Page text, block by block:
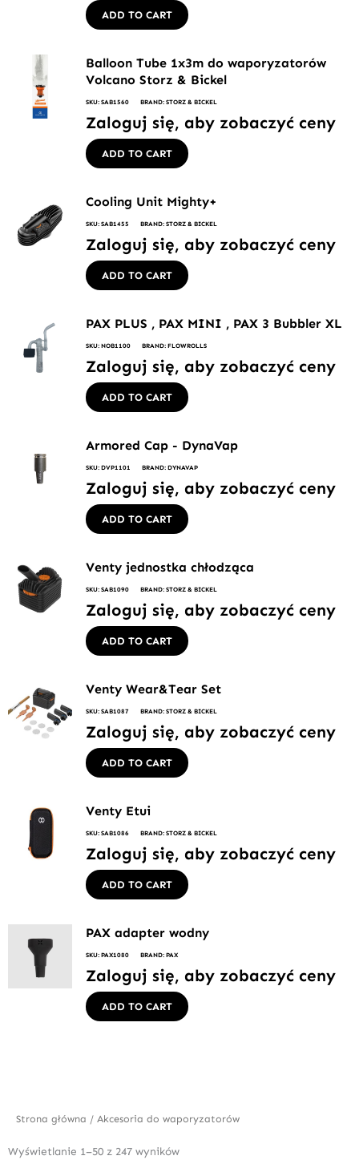
ADD TO CART
Balloon Tube 1x3m do waporyzatorów
Volcano Storz & Bickel
SKU: SAB1560 BRAND: STORZ & BICKEL
Zaloguj się, aby zobaczyć ceny
ADD TO CART
Cooling Unit Mighty+
SKU: SAB1455 BRAND: STORZ & BICKEL
Zaloguj się, aby zobaczyć ceny
ADD TO CART
PAX PLUS , PAX MINI , PAX 3 Bubbler XL
SKU: NOB1100 BRAND: FLOWROLLS
Zaloguj się, aby zobaczyć ceny
ADD TO CART
Armored Cap - DynaVap
SKU: DVP1101 BRAND: DYNAVAP
Zaloguj się, aby zobaczyć ceny
ADD TO CART
Venty jednostka chłodząca
SKU: SAB1090 BRAND: STORZ & BICKEL
Zaloguj się, aby zobaczyć ceny
ADD TO CART
Venty Wear&Tear Set
SKU: SAB1087 BRAND: STORZ & BICKEL
Zaloguj się, aby zobaczyć ceny
ADD TO CART
Venty Etui
SKU: SAB1086 BRAND: STORZ & BICKEL
Zaloguj się, aby zobaczyć ceny
ADD TO CART
PAX adapter wodny
SKU: PAX1080 BRAND: PAX
Zaloguj się, aby zobaczyć ceny
ADD TO CART
Strona główna / Akcesoria do waporyzatorów
Wyświetlanie 1–50 z 247 wyników